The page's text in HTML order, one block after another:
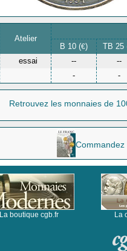
Atelier
B 10 (€)
TB 25
essai --
--
- -
Retrouvez les monnaies de
La boutique cgb.fr La